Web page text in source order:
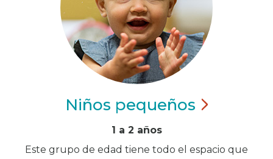
Niños pequeños
1 a 2 años
Este grupo de edad tiene todo el espacio que